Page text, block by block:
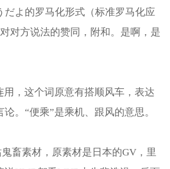
だよ的罗马化形式（标准罗马化应
对方说法的赞同，附和。是啊，是
用，这个词原意有搭顺风车，表达
。“便乘”是乘机、跟风的意思。
畜素材，原素材是日本的GV，里